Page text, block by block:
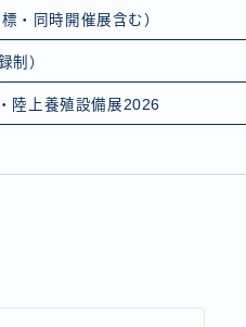
・同時開催展含む）
制）
陸上養殖設備展2026